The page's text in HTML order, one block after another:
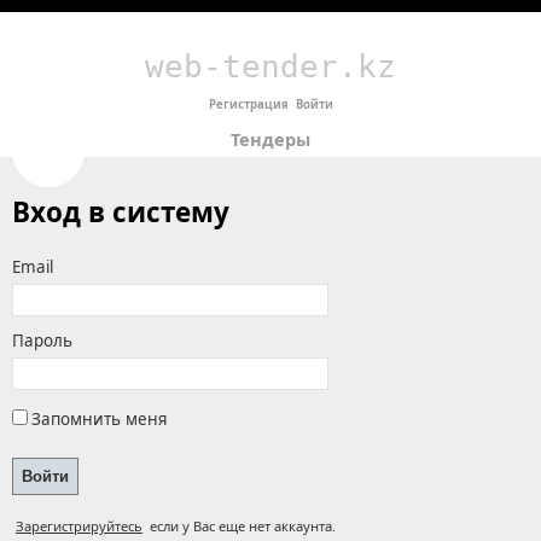
web-tender.kz
Регистрация Войти
Тендеры
Вход в систему
Email
Пароль
Запомнить меня
Зарегистрируйтесь если у Вас еще нет аккаунта.